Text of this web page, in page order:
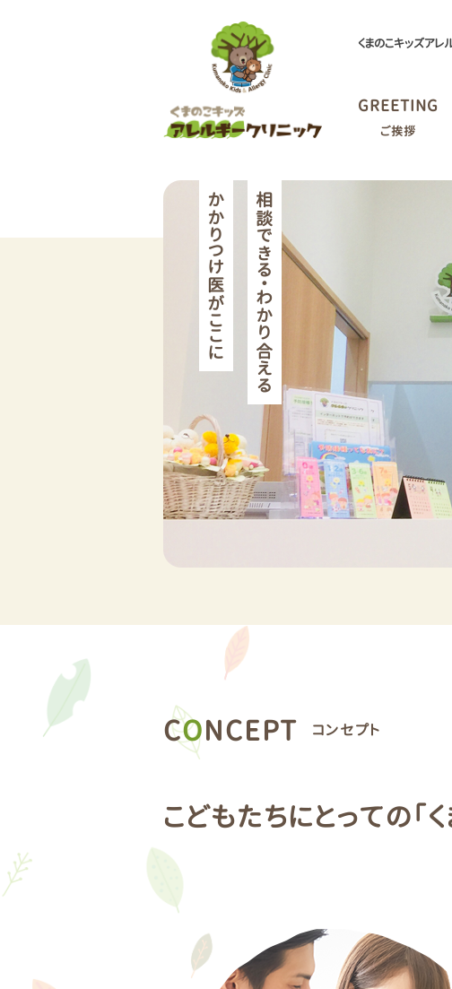
くまのこキッズア
GREETING
ご挨拶
相談できる・わかり合える
かかりつけ医がここに
CONCEPT コンセプト
こどもたちにとっての「